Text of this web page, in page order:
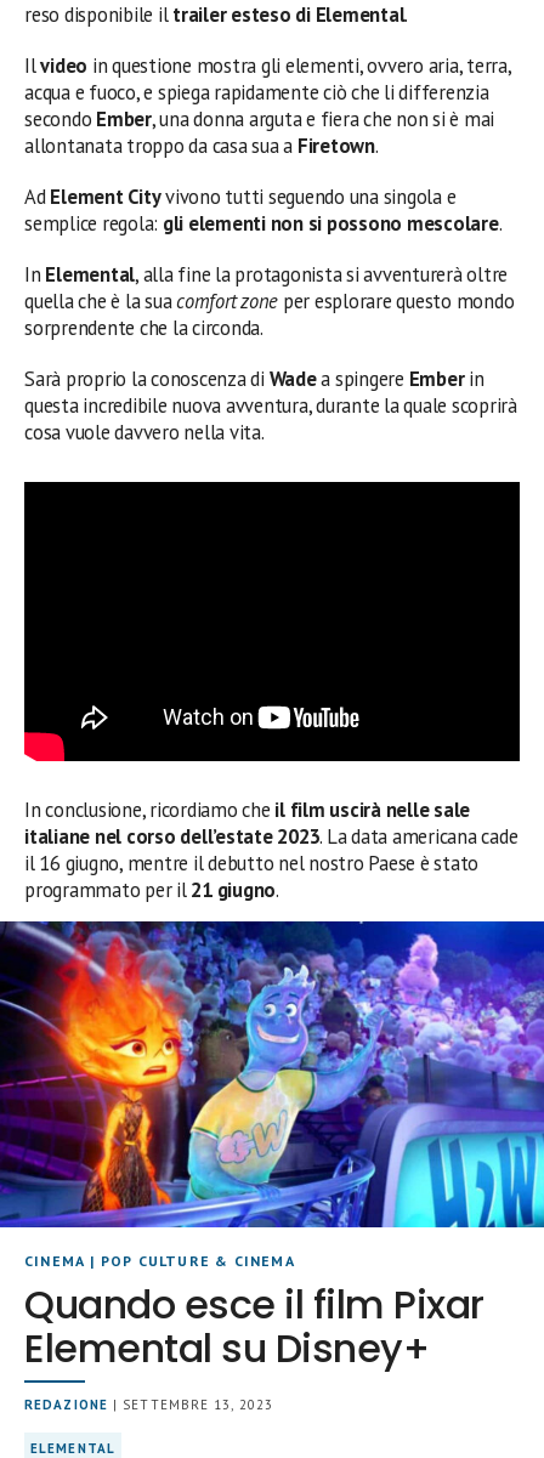
reso disponibile iltrailer esteso di Elemental.
Ilvideo in questione mostra gli elementi, ovvero aria, terra,
acqua e fuoco, e spiega rapidamente ciò che li differenzia
secondo Ember, una donna arguta e fiera che non si è mai
allontanata troppo da casa sua a Firetown.
AdElement Cityvivono tutti seguendo una singola e
semplice regola: gli elementi non si possono mescolare.
In Elemental, alla fine la protagonista si avventurerà oltre
quella che è la suacomfort zone per esplorare questo mondo
sorprendente che la circonda.
Sarà proprio la conoscenza di Wadea spingere Emberin
questa incredibile nuova avventura, durante la quale scoprirà
cosa vuole davvero nella vita.
In conclusione, ricordiamo che il film uscirà nelle sale
italiane nel corso dell’estate 2023. La data americana cade
il 16 giugno, mentre il debutto nel nostro Paese è stato
programmato per il21 giugno.
CINEMA | POP CULTURE & CINEMA
Quando esce il film Pixar
Elemental su Disney+
REDAZIONE | SETTEMBRE 13, 2023
ELEMENTAL